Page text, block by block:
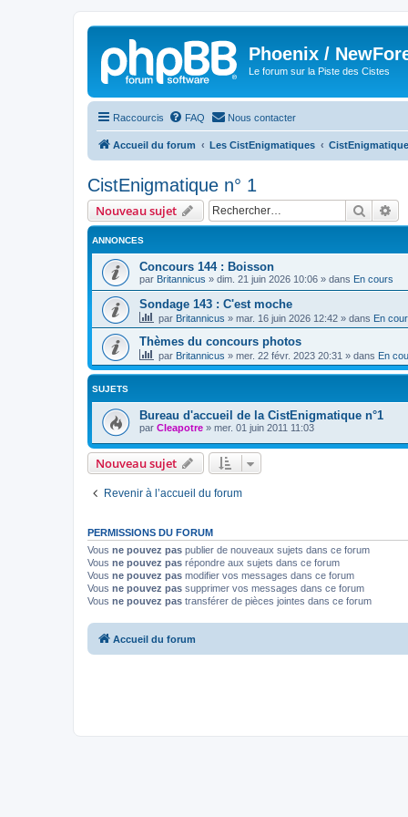
Phoenix /
Le forum sur la Piste des Cistes
Raccourcis FAQ Nous contacter
Accueil du forum Les CistEnigmatiques CistEnigmatique
CistEnigmatique n° 1
Nouveau sujet
ANNONCES
Concours 144 : Boisson
par Britannicus » dim. 21 juin 2026 10:06 » dans En cours
Sondage 143 : C'est moche
par Britannicus » mar. 16 juin 2026 12:42 » dans En
Thèmes du concours photos
par Britannicus » mer. 22 févr. 2023 20:31 » dans En
SUJETS
Bureau d'accueil de la CistEnigmatique n°1
par Cleapotre » mer. 01 juin 2011 11:03
Nouveau sujet
Revenir à l’accueil du forum
PERMISSIONS DU FORUM
Vous ne pouvez pas publier de nouveaux sujets dans ce forum
Vous ne pouvez pas répondre aux sujets dans ce forum
Vous ne pouvez pas modifier vos messages dans ce forum
Vous ne pouvez pas supprimer vos messages dans ce forum
Vous ne pouvez pas transférer de pièces jointes dans ce forum
Accueil du forum